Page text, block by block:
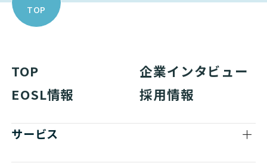
TOP
TOP
企業インタビュー
EOSL情報
採用情報
サービス